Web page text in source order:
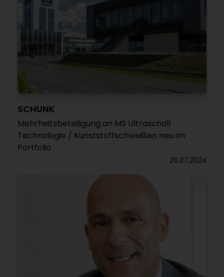
SCHUNK
Mehrheitsbeteiligung an MS Ultraschall
Technologie / Kunststoffschweißen neu im
Portfolio
26.07.2024